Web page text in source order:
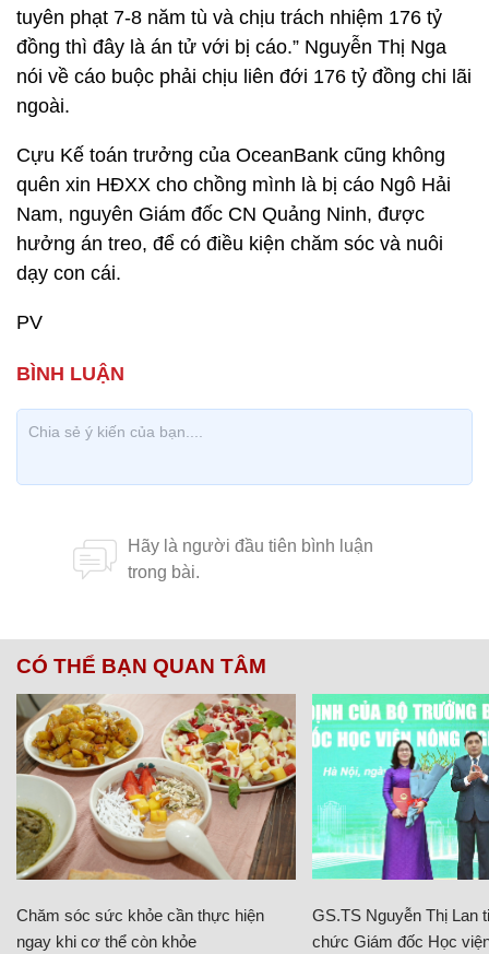
tuyên phạt 7-8 năm tù và chịu trách nhiệm 176 tỷ
đồng thì đây là án tử với bị cáo.” Nguyễn Thị Nga
nói về cáo buộc phải chịu liên đới 176 tỷ đồng chi lãi
ngoài.
Cựu Kế toán trưởng của OceanBank cũng không
quên xin HĐXX cho chồng mình là bị cáo Ngô Hải
Nam, nguyên Giám đốc CN Quảng Ninh, được
hưởng án treo, để có điều kiện chăm sóc và nuôi
dạy con cái.
PV
CÓ THỂ BẠN QUAN TÂM
Chăm sóc sức khỏe cần thực hiện
ngay khi cơ thể còn khỏe
GS.TS Nguyễn Thị Lan
chức Giám đốc Học